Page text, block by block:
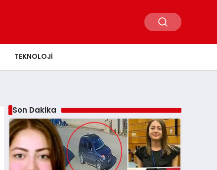
TEKNOLOJI
Son Dakika